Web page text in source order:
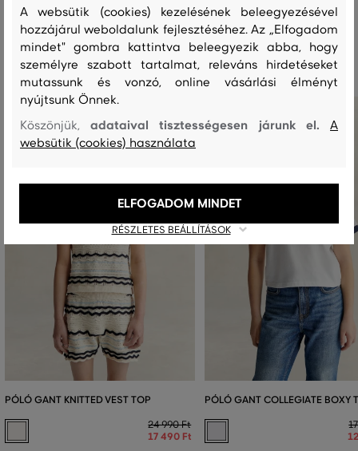
Ajánlott termékek
PÓLÓ GANT KNITTED VEST TOP
24 990 Ft
17 490 Ft
PÓLÓ GANT COLLEGIATE BOXY
A websütik (cookies) kezelésének beleegyezésével
hozzájárul weboldalunk fejlesztéséhez. Az „Elfogadom
mindet" gombra kattintva beleegyezik abba, hogy
személyre szabott tartalmat, releváns hirdetéseket
mutassunk és vonzó, online vásárlási élményt
nyújtsunk Önnek.
Köszönjük,adataival tisztességesen járunk el.A
websütik (cookies) használata
RÉSZLETES BEÁLLÍTÁSOK
ELFOGADOM MINDET